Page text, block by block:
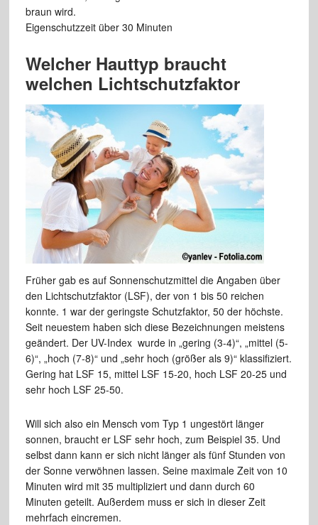
braun wird.
Eigenschutzzeit über 30 Minuten
Welcher Hauttyp braucht
welchen Lichtschutzfaktor
Früher gab es auf Sonnenschutzmittel die Angaben über
den Lichtschutzfaktor (LSF), der von 1 bis 50 reichen
konnte. 1 war der geringste Schutzfaktor, 50 der höchste.
Seit neuestem haben sich diese Bezeichnungen meistens
geändert. Der UV-Index wurde in „gering (3-4)“, „mittel (5-
6)“, „hoch (7-8)“ und „sehr hoch (größer als 9)“ klassifiziert.
Gering hat LSF 15, mittel LSF 15-20, hoch LSF 20-25 und
sehr hoch LSF 25-50.
Will sich also ein Mensch vom Typ 1 ungestört länger
sonnen, braucht er LSF sehr hoch, zum Beispiel 35. Und
selbst dann kann er sich nicht länger als fünf Stunden von
der Sonne verwöhnen lassen. Seine maximale Zeit von 10
Minuten wird mit 35 multipliziert und dann durch 60
Minuten geteilt. Außerdem muss er sich in dieser Zeit
mehrfach eincremen.